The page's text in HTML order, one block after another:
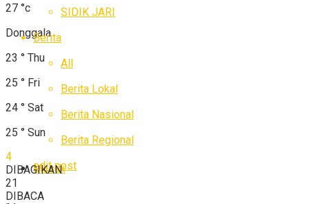
27 °c
Donggala
23 ° Thu
25 ° Fri
24 ° Sat
25 ° Sun
Masuk
SIDIK JARI
Berita
All
Berita Lokal
Berita Nasional
Berita Regional
edit post
4
DIBAGIKAN
21
DIBACA